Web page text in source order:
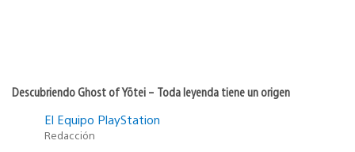
Descubriendo Ghost of Yōtei – Toda leyenda tiene un origen
El Equipo PlayStation
Redacción